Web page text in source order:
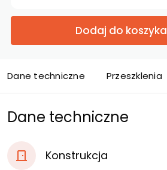
Dodaj do koszyka
Dane techniczne Przeszklenia
Dane techniczne
Konstrukcja